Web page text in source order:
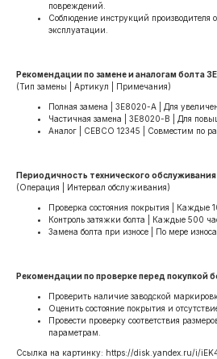
повреждений.
Соблюдение инструкций производителя
эксплуатации.
Рекомендации по замене и аналогам болта
(Тип замены | Артикул | Примечания)
Полная замена | 3E8020-A | Для
Частичная замена | 3E8020-B | Для
Аналог | CEBCO 12345 | Совместим по
Периодичность технического обслуживания
(Операция | Интервал обслуживания)
Проверка состояния покрытия | Каждые
Контроль затяжки болта | Каждые 500
Замена болта при износе | По мере
Рекомендации по проверке перед покупкой
Проверить наличие заводской
Оценить состояние покрытия и
Провести проверку соответствия
параметрам.
Ссылка на картинку: https://disk.yandex.ru/i/